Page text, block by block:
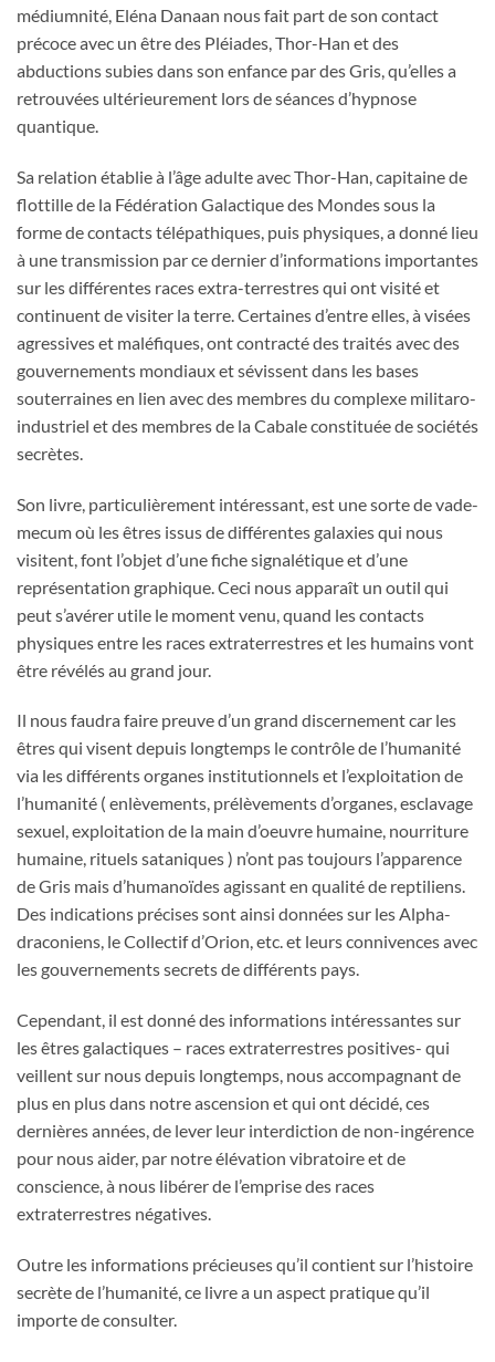
médiumnité, Eléna Danaan nous fait part de son contact
précoce avec un être des Pléiades, Thor-Han et des
abductions subies dans son enfance par des Gris, qu’elles a
retrouvées ultérieurement lors de séances d’hypnose
quantique.
Sa relation établie à l’âge adulte avec Thor-Han, capitaine de
flottille de la Fédération Galactique des Mondes sous la
forme de contacts télépathiques, puis physiques, a donné lieu
à une transmission par ce dernier d’informations importantes
sur les différentes races extra-terrestres qui ont visité et
continuent de visiter la terre. Certaines d’entre elles, à visées
agressives et maléfiques, ont contracté des traités avec des
gouvernements mondiaux et sévissent dans les bases
souterraines en lien avec des membres du complexe militaro-
industriel et des membres de la Cabale constituée de sociétés
secrètes.
Son livre, particulièrement intéressant, est une sorte de vade-
mecum où les êtres issus de différentes galaxies qui nous
visitent, font l’objet d’une fiche signalétique et d’une
représentation graphique. Ceci nous apparaît un outil qui
peut s’avérer utile le moment venu, quand les contacts
physiques entre les races extraterrestres et les humains vont
être révélés au grand jour.
Il nous faudra faire preuve d’un grand discernement car les
êtres qui visent depuis longtemps le contrôle de l’humanité
via les différents organes institutionnels et l’exploitation de
l’humanité ( enlèvements, prélèvements d’organes, esclavage
sexuel, exploitation de la main d’oeuvre humaine, nourriture
humaine, rituels sataniques ) n’ont pas toujours l’apparence
de Gris mais d’humanoïdes agissant en qualité de reptiliens.
Des indications précises sont ainsi données sur les Alpha-
draconiens, le Collectif d’Orion, etc. et leurs connivences avec
les gouvernements secrets de différents pays.
Cependant, il est donné des informations intéressantes sur
les êtres galactiques – races extraterrestres positives- qui
veillent sur nous depuis longtemps, nous accompagnant de
plus en plus dans notre ascension et qui ont décidé, ces
dernières années, de lever leur interdiction de non-ingérence
pour nous aider, par notre élévation vibratoire et de
conscience, à nous libérer de l’emprise des races
extraterrestres négatives.
Outre les informations précieuses qu’il contient sur l’histoire
secrète de l’humanité, ce livre a un aspect pratique qu’il
importe de consulter.